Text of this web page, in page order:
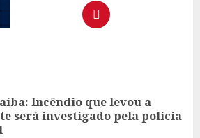
Incêndio que levou a
será investigado pela policia